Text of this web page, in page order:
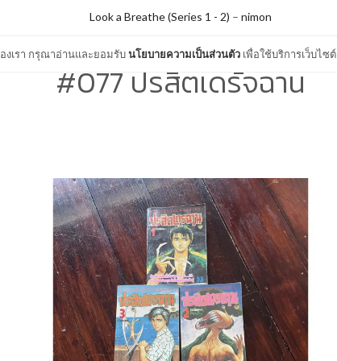
งเรา กรุณาอ่านและยอมรับนโยบายความเป็นส่วนตัว เพื่อใช้บริการเว็บไซต์
Look a Breathe (Series 1 - 2) – nimon
#077 ปรสิตเดรัจฉาน